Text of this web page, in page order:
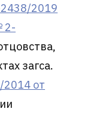
2019
2-
загса.
от